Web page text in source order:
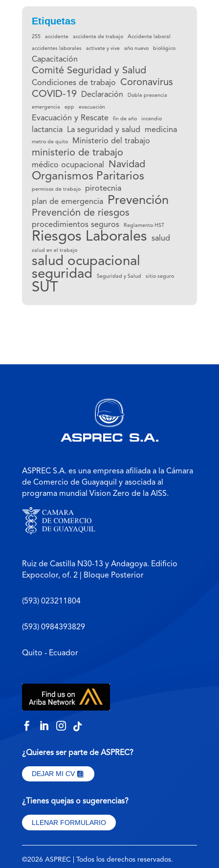
Etiquetas
255 accidente accidente de trabajo Accidente laboral
accidentes laborales activate y vive año nuevo biológico
Capacitación
Comité Seguridad y Salud
Condiciones de trabajo
Coronavirus
COVID-19
Declaración Doble presencia
emergencia epp evacuación
Evacuación y Rescate fin de año incendio
lactancia La seguridad y salud medicina
metro de quito Ministerio del trabajo
ministerio de trabajo
médico ocupacional Navidad
Organismos Paritarios
permisos de trabajo
pirotecnia
plan de emergencia
Prevención
Prevención de riesgos
procedimientos seguros Reglamento HST
Riesgos Laborales salud
salud en el trabajo
salud ocupacional
seguridad
Seguridad y Salud sitio seguro
SUT
ASPREC S.A. es una empresa afiliada a la Cámara
de Comercio de Guayaquil y asociada al
programa mundial Vision Zero de la AISS.
Ruiz de Castilla N30-13 y Andagoya. Edificio
Expocolor, of. 2 | Bloque Posterior
(593) 023211804
(593) 0984393829
Quito - Ecuador
   
¿Quieres ser parte de ASPREC?
DEJAR MI CV
¿Tienes quejas o sugerencias?
LLENAR FORMULARIO
©2026 ASPREC | Todos los derechos reservados.